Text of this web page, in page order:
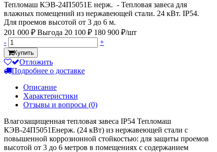
Тепломаш КЭВ-24П5051Е нерж. - Тепловая завеса для
влажных помещений из нержавеющей стали. 24 кВт. IP54.
Для проемов высотой от 3 до 6 м.
201 000 ₽ Выгода 20 100 ₽ 180 900 ₽/шт
-
+
Купить
Отложить
Подробнее о доставке
Описание
Характеристики
Отзывы и вопросы (0)
Влагозащищенная тепловая завеса IP54 Тепломаш
КЭВ-24П5051Енерж. (24 кВт) из нержавеющей стали с
повышенной коррозионной стойкостью: для защиты проемов
высотой от 3 до 6 метров в помещениях с содержанием